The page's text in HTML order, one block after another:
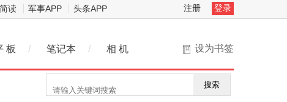
简读 军事APP 头条APP 注册 登录
设为书签
板 / 笔记本 / 相 机
搜索